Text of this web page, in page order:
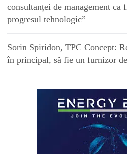
consultanței de management ca
progresul tehnologic”
Sorin Spiridon, TPC Concept:
în principal, să fie un furnizor